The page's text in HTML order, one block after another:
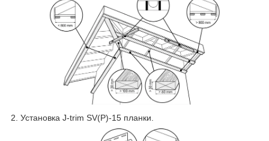
2. Установка J-trim SV(P)-15 планки.